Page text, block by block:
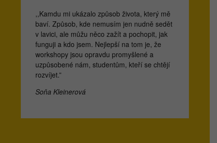
,,Kamdu mi ukázalo způsob života, který mě
baví. Způsob, kde nemusím jen nudně sedět
v lavici, ale můžu něco zažít a pochopit, jak
funguji a kdo jsem. Nejlepší na tom je, že
workshopy jsou opravdu promyšlené a
uzpůsobené nám, studentům, kteří se chtějí
rozvíjet.”
Soňa Kleinerová